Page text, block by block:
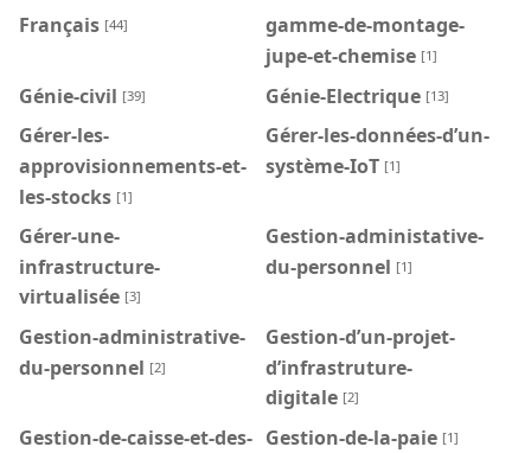
Français [44]
gamme-de-montage-
jupe-et-chemise [1]
Génie-civil [39] Génie-Electrique [13]
Gérer-les-
approvisionnements-et-
les-stocks [1]
Gérer-les-données-d’un-
système-IoT [1]
Gérer-une-
infrastructure-
virtualisée [3]
Gestion-administative-
du-personnel [1]
Gestion-administrative-
du-personnel [2]
Gestion-d’un-projet-
d’infrastruture-
digitale [2]
Gestion-de-caisse-et-des- Gestion-de-la-paie [1]